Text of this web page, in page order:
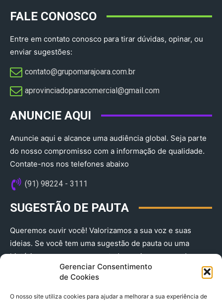
Gerenciar Consentimento
de Cookies
O nosso site utiliza cookies para ajudar a melhorar a sua experiência de
FALE CONOSCO
Entre em contato conosco para tirar dúvidas, opinar, ou
enviar sugestões:
contato@grupomarajoara.com.br
aprovinciadoparacomercial@gmail.com​
ANUNCIE AQUI
Anuncie aqui e alcance uma audiência global. Seja parte
do nosso compromisso com a informação de qualidade.
Contate-nos nos telefones abaixo
(91) 98224 - 3111
SUGESTÃO DE PAUTA
Queremos ouvir você! Valorizamos a sua voz e suas
ideias. Se você tem uma sugestão de pauta ou uma
história que merece ser contada, envie-nos agora!
(91) 98224 - 3111